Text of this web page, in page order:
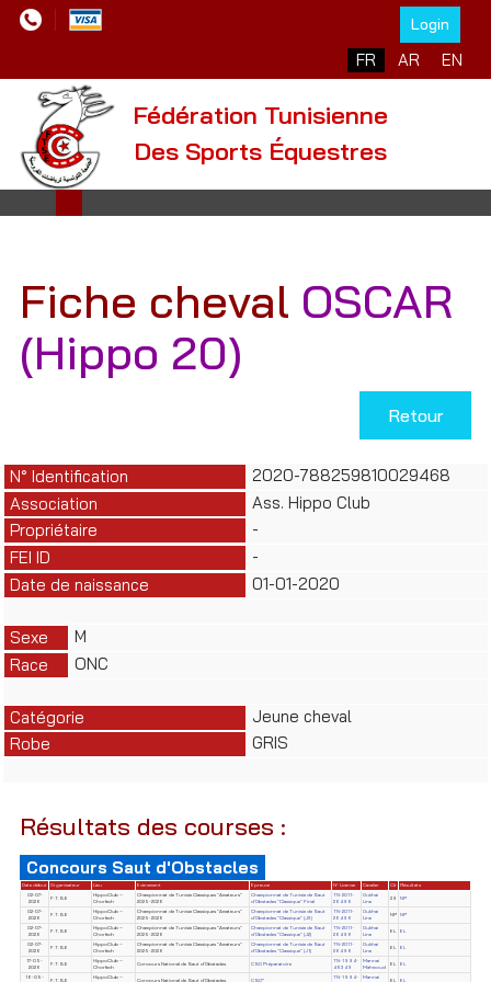
Login
Sélectionnez votre
FR AR EN
Fédération Tunisienne
Des Sports Équestres
Fiche cheval OSCAR
(Hippo 20)
Retour
N° Identification
2020-788259810029468
Association
Ass. Hippo Club
Propriétaire
-
FEI ID
-
Date de naissance
01-01-2020
Sexe
M
Race
ONC
Catégorie
Jeune cheval
Robe
GRIS
Résultats des courses :
Concours Saut d'Obstacles
Date début Organisateur Lieu Evènement Epreuve N° License Cavalier Clt
Résultats
02-07-
2026
F.T.S.E
HippoClub –
Chorfech
Championnat de Tunisie Classiques "Amateurs"
2025-2026
Championnat de Tunisie de Saut
d'Obstacles "Classique" Final
TN-2011-
26496
Oukhai
Line
29 NP
02-07-
2026
F.T.S.E
HippoClub –
Chorfech
Championnat de Tunisie Classiques "Amateurs"
2025-2026
Championnat de Tunisie de Saut
d'Obstacles "Classique" (J3)
TN-2011-
26496
Oukhai
Line
NP NP
02-07-
2026
F.T.S.E
HippoClub –
Chorfech
Championnat de Tunisie Classiques "Amateurs"
2025-2026
Championnat de Tunisie de Saut
d'Obstacles "Classique" (J2)
TN-2011-
26496
Oukhai
Line
EL EL
02-07-
2026
F.T.S.E
HippoClub –
Chorfech
Championnat de Tunisie Classiques "Amateurs"
2025-2026
Championnat de Tunisie de Saut
d'Obstacles "Classique" (J1)
TN-2011-
26496
Oukhai
Line
EL EL
17-05-
2026
F.T.S.E
HippoClub –
Chorfech
Concours National de Saut d'Obstacles CSO Préparatoire
TN-1994-
46349
Mannai
Mahmoud
EL EL
16-05-
F.T.S.E
HippoClub –
Concours National de Saut d'Obstacles CSO*
TN-1994-
Mannai
EL EL